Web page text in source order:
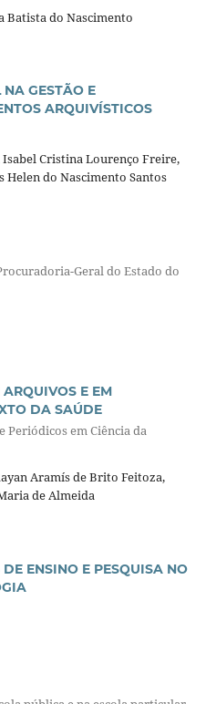
Batista do Nascimento
GESTÃO E
ARQUIVÍSTICOS
Cristina Lourenço Freire,
Helen do Nascimento Santos
Geral do Estado do
E EM
DA SAÚDE
Periódicos em Ciência da
Aramís de Brito Feitoza,
de Almeida
ENSINO E PESQUISA NO